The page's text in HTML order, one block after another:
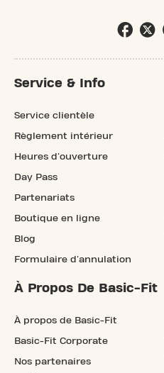
Service & Info
Service clientèle
Règlement intérieur
Heures d'ouverture
Day Pass
Partenariats
Boutique en ligne
Blog
Formulaire d'annulation
À Propos De Basic-Fit
À propos de Basic-Fit
Basic-Fit Corporate
Nos partenaires